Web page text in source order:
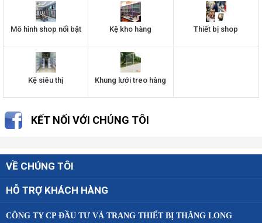
Mô hình shop nổi bật Kệ kho hàng Thiết bị shop
Kệ siêu thị Khung lưới treo hàng
KẾT NỐI VỚI CHÚNG TÔI
VỀ CHÚNG TÔI
HỖ TRỢ KHÁCH HÀNG
CÔNG TY CP ĐẦU TƯ VÀ TRANG THIẾT BỊ THĂNG LONG